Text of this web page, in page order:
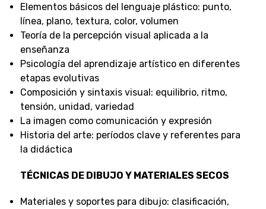
Elementos básicos del lenguaje plástico: punto,
línea, plano, textura, color, volumen
Teoría de la percepción visual aplicada a la
enseñanza
Psicología del aprendizaje artístico en diferentes
etapas evolutivas
Composición y sintaxis visual: equilibrio, ritmo,
tensión, unidad, variedad
La imagen como comunicación y expresión
Historia del arte: períodos clave y referentes para
la didáctica
TÉCNICAS DE DIBUJO Y MATERIALES SECOS
Materiales y soportes para dibujo: clasificación,